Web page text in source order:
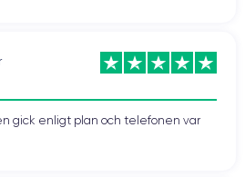
gick enligt plan och telefonen var